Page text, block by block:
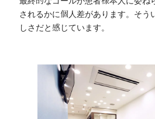
されるかに個人差があります。そう
しさだと感じています。